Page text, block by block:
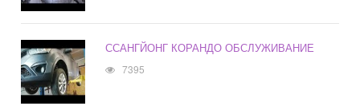
ССАНГЙОНГ КОРАНДО ОБСЛУЖИВАНИЕ
7395